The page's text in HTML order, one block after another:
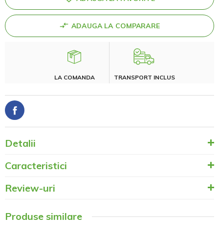
ADAUGA LA COMPARARE
LA COMANDA TRANSPORT INCLUS
Detalii
Caracteristici
Review-uri
Produse similare